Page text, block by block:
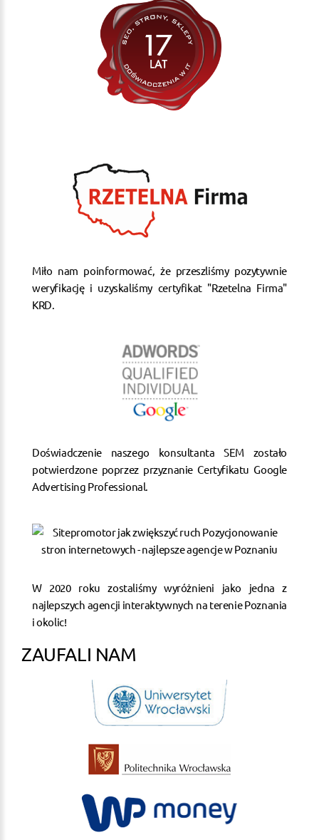
Miło nam poinformować, że przeszliśmy pozytywnie
weryfikację i uzyskaliśmy certyfikat "Rzetelna Firma"
KRD.
Doświadczenie naszego konsultanta SEM zostało
potwierdzone poprzez przyznanie Certyfikatu Google
Advertising Professional.
W 2020 roku zostaliśmy wyróżnieni jako jedna z
najlepszych agencji interaktywnych na terenie Poznania
i okolic!
ZAUFALI NAM